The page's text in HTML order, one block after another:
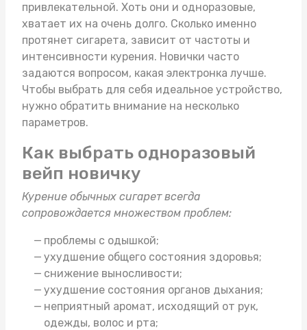
привлекательной. Хоть они и одноразовые,
хватает их на очень долго. Сколько именно
протянет сигарета, зависит от частоты и
интенсивности курения. Новички часто
задаются вопросом, какая электронка лучше.
Чтобы выбрать для себя идеальное устройство,
нужно обратить внимание на несколько
параметров.
Как выбрать одноразовый
вейп новичку
Курение обычных сигарет всегда
сопровождается множеством проблем:
проблемы с одышкой;
ухудшение общего состояния здоровья;
снижение выносливости;
ухудшение состояния органов дыхания;
неприятный аромат, исходящий от рук,
одежды, волос и рта;